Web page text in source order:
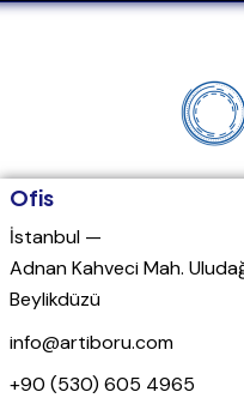
Ofis
İstanbul —
Adnan Kahveci Mah.
Beylikdüzü
info@artiboru.com
+90 (530) 605 4965